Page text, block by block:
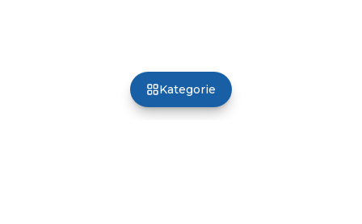
Kategorie